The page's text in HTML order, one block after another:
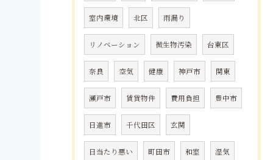
室内環境 北区 雨漏り
リノベーション 微生物汚染 台東区
奈良 空気 健康 神戸市 関東
瀬戸市 賃貸物件 費用負担 豊中市
日進市 千代田区 玄関
日当たり悪い 町田市 和室 湿気